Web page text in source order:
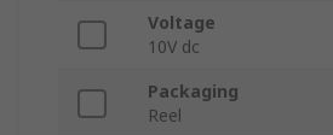
Voltage
10V dc
Packaging
Reel